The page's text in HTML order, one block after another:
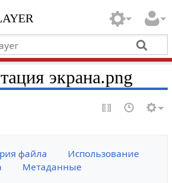
экрана.png
файла
Использование
Метаданные